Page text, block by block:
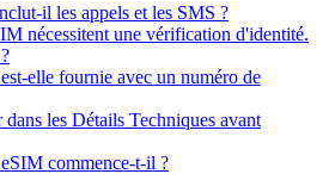
il les appels et les SMS ?
nécessitent une vérification d'identité.
elle fournie avec un numéro de
les Détails Techniques avant
commence-t-il ?